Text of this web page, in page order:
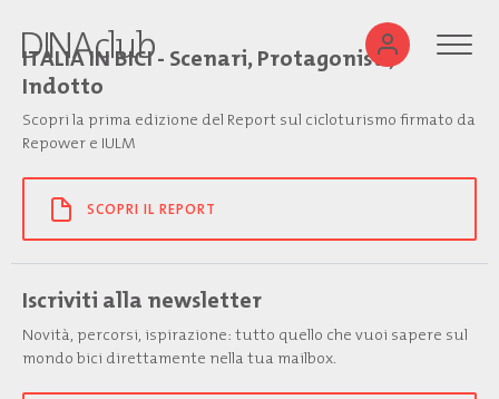
ITALIA IN BICI - Scenari, Protagonisti,
Indotto
Scopri la prima edizione del Report sul cicloturismo firmato da
Repower e IULM
SCOPRI IL REPORT
Iscriviti alla newsletter
Novità, percorsi, ispirazione: tutto quello che vuoi sapere sul
mondo bici direttamente nella tua mailbox.